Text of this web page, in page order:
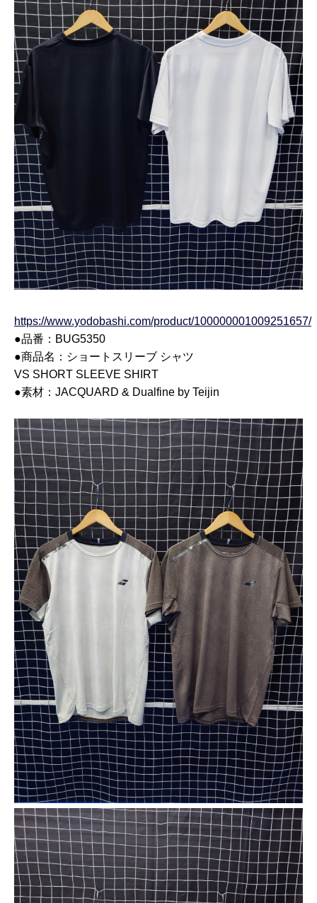
https://www.yodobashi.com/product/100000001009251657/
●品番：BUG5350
●商品名： ショートスリーブ シャツ
VS SHORT SLEEVE SHIRT
●素材：JACQUARD & Dualfine by Teijin